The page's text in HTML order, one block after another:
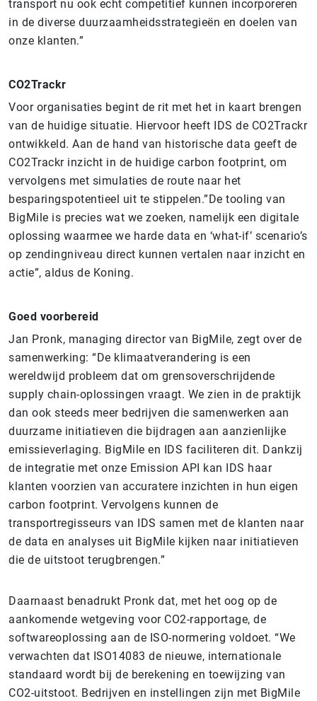
transport nu ook echt competitief kunnen incorporeren
in de diverse duurzaamheidsstrategieën en doelen van
onze klanten.”
CO2Trackr
Voor organisaties begint de rit met het in kaart brengen
van de huidige situatie. Hiervoor heeft IDS de CO2Trackr
ontwikkeld. Aan de hand van historische data geeft de
CO2Trackr inzicht in de huidige carbon footprint, om
vervolgens met simulaties de route naar het
besparingspotentieel uit te stippelen.”De tooling van
BigMile is precies wat we zoeken, namelijk een digitale
oplossing waarmee we harde data en ‘what-if’ scenario’s
op zendingniveau direct kunnen vertalen naar inzicht en
actie”, aldus de Koning.
Goed voorbereid
Jan Pronk, managing director van BigMile, zegt over de
samenwerking: “De klimaatverandering is een
wereldwijd probleem dat om grensoverschrijdende
supply chain-oplossingen vraagt. We zien in de praktijk
dan ook steeds meer bedrijven die samenwerken aan
duurzame initiatieven die bijdragen aan aanzienlijke
emissieverlaging. BigMile en IDS faciliteren dit. Dankzij
de integratie met onze Emission API kan IDS haar
klanten voorzien van accuratere inzichten in hun eigen
carbon footprint. Vervolgens kunnen de
transportregisseurs van IDS samen met de klanten naar
de data en analyses uit BigMile kijken naar initiatieven
die de uitstoot terugbrengen.”
Daarnaast benadrukt Pronk dat, met het oog op de
aankomende wetgeving voor CO2-rapportage, de
softwareoplossing aan de ISO-normering voldoet. “We
verwachten dat ISO14083 de nieuwe, internationale
standaard wordt bij de berekening en toewijzing van
CO2-uitstoot. Bedrijven en instellingen zijn met BigMile